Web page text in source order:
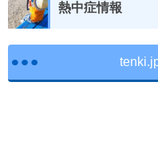
熱中症情報